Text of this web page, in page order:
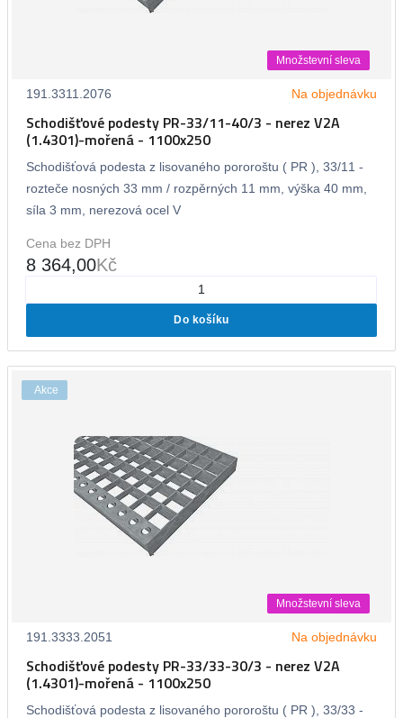
Množstevní sleva
191.3311.2076 Na objednávku
Schodišťové podesty PR-33/11-40/3 - nerez V2A
(1.4301)-mořená - 1100x250
Schodišťová podesta z lisovaného pororoštu ( PR ), 33/11 -
rozteče nosných 33 mm / rozpěrných 11 mm, výška 40 mm,
síla 3 mm, nerezová ocel V
Cena bez DPH
8 364,00Kč
Do košíku
Akce
Množstevní sleva
191.3333.2051 Na objednávku
Schodišťové podesty PR-33/33-30/3 - nerez V2A
(1.4301)-mořená - 1100x250
Schodišťová podesta z lisovaného pororoštu ( PR ), 33/33 -